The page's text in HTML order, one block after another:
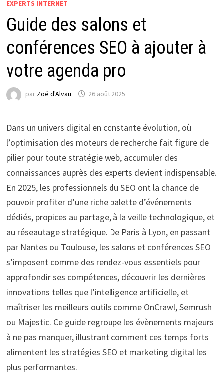
EXPERTS INTERNET
Guide des salons et
conférences SEO à ajouter à
votre agenda pro
par Zoé d'Alvau 26 août 2025
Dans un univers digital en constante évolution, où
l’optimisation des moteurs de recherche fait figure de
pilier pour toute stratégie web, accumuler des
connaissances auprès des experts devient indispensable.
En 2025, les professionnels du SEO ont la chance de
pouvoir profiter d’une riche palette d’événements
dédiés, propices au partage, à la veille technologique, et
au réseautage stratégique. De Paris à Lyon, en passant
par Nantes ou Toulouse, les salons et conférences SEO
s’imposent comme des rendez-vous essentiels pour
approfondir ses compétences, découvrir les dernières
innovations telles que l’intelligence artificielle, et
maîtriser les meilleurs outils comme OnCrawl, Semrush
ou Majestic. Ce guide regroupe les évènements majeurs
à ne pas manquer, illustrant comment ces temps forts
alimentent les stratégies SEO et marketing digital les
plus performantes.